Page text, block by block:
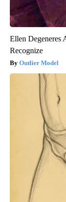
Ellen Degeneres
Recognize
Outlier Model